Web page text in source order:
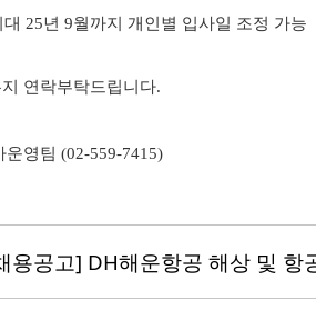
25년 9월까지 개인별 입사일 조정 가능
연락부탁드립니다.
영팀 (02-559-7415)